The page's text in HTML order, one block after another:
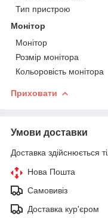
Тип пристрою
Монітор
Монітор
Розмір монітора
Кольоровість монітора
Приховати
Умови доставки
Доставка здійснюється
Нова Пошта
Самовивіз
Доставка кур'єром